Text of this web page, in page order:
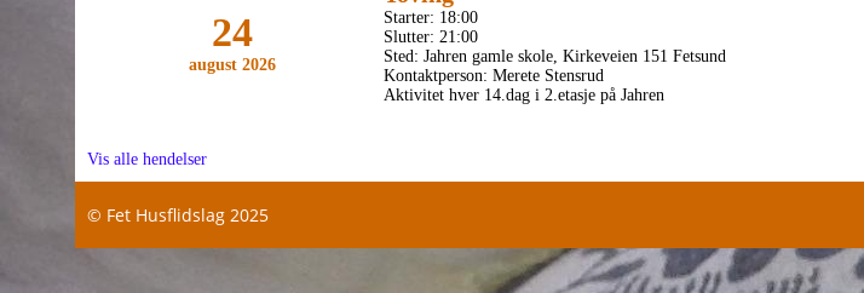
24
august 2026
Starter: 18:00
Slutter: 21:00
Sted: Jahren gamle skole, Kirkeveien 151 Fetsund
Kontaktperson: Merete Stensrud
Aktivitet hver 14.dag i 2.etasje på Jahren
Vis alle hendelser
© Fet Husflidslag 2025